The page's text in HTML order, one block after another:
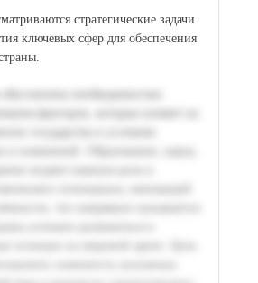
стратегические задачи
ключевых сфер для обеспечения